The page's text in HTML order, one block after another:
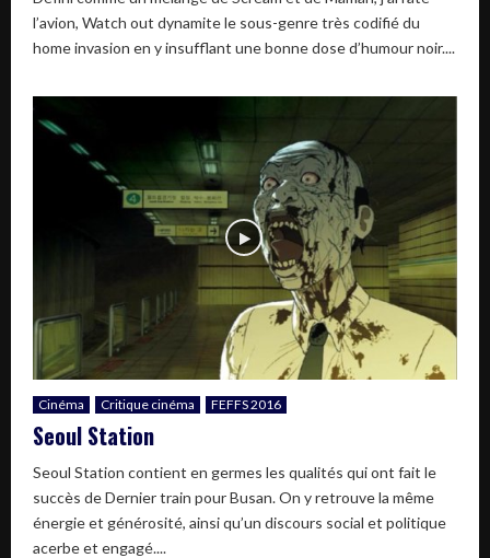
l’avion, Watch out dynamite le sous-genre très codifié du
home invasion en y insufflant une bonne dose d’humour noir....
Cinéma Critique cinéma FEFFS 2016
Seoul Station
Seoul Station contient en germes les qualités qui ont fait le
succès de Dernier train pour Busan. On y retrouve la même
énergie et générosité, ainsi qu’un discours social et politique
acerbe et engagé....